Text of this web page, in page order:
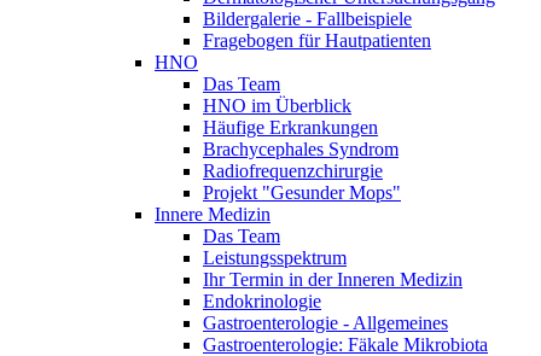
Bildergalerie - Fallbeispiele
Fragebogen für Hautpatienten
HNO
Das Team
HNO im Überblick
Häufige Erkrankungen
Brachycephales Syndrom
Radiofrequenzchirurgie
Projekt "Gesunder Mops"
Innere Medizin
Das Team
Leistungsspektrum
Ihr Termin in der Inneren Medizin
Endokrinologie
Gastroenterologie - Allgemeines
Gastroenterologie: Fäkale Mikrobiota